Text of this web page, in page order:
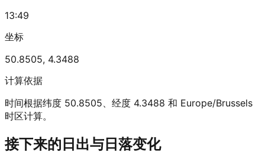
13:49
坐标
50.8505, 4.3488
计算依据
时间根据纬度 50.8505、经度 4.3488 和 Europe/Brussels
时区计算。
接下来的日出与日落变化